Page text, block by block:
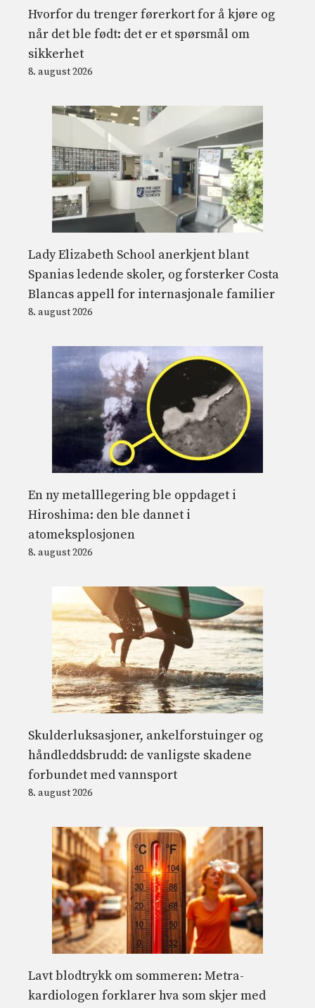
Hvorfor du trenger førerkort for å kjøre og
når det ble født: det er et spørsmål om
sikkerhet
8. august 2026
Lady Elizabeth School anerkjent blant
Spanias ledende skoler, og forsterker Costa
Blancas appell for internasjonale familier
8. august 2026
En ny metalllegering ble oppdaget i
Hiroshima: den ble dannet i
atomeksplosjonen
8. august 2026
Skulderluksasjoner, ankelforstuinger og
håndleddsbrudd: de vanligste skadene
forbundet med vannsport
8. august 2026
Lavt blodtrykk om sommeren: Metra-
kardiologen forklarer hva som skjer med